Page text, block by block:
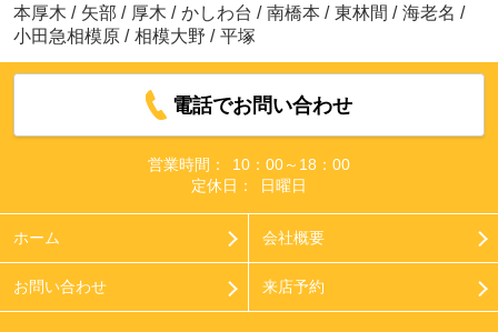
本厚木 / 矢部 / 厚木 / かしわ台 / 南橋本 / 東林間 / 海老名 /
小田急相模原 / 相模大野 / 平塚
電話でお問い合わせ
営業時間：
10：00～18：00
定休日：
日曜日
ホーム 会社概要
お問い合わせ 来店予約